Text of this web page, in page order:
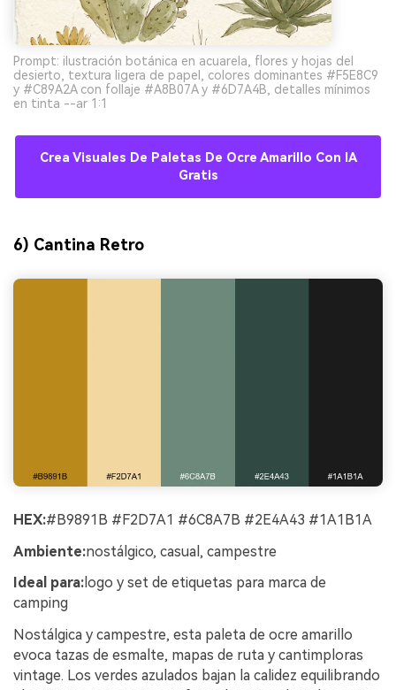
Prompt: ilustración botánica en acuarela, flores y hojas del
desierto, textura ligera de papel, colores dominantes #F5E8C9
y #C89A2A con follaje #A8B07A y #6D7A4B, detalles mínimos
en tinta --ar 1:1
Crea Visuales De Paletas De Ocre Amarillo Con IA
Gratis
6) Cantina Retro
HEX:#B9891B #F2D7A1 #6C8A7B #2E4A43 #1A1B1A
Ambiente:nostálgico, casual, campestre
Ideal para: logo y set de etiquetas para marca de
camping
Nostálgica y campestre, esta paleta de ocre amarillo
evoca tazas de esmalte, mapas de ruta y cantimploras
vintage. Los verdes azulados bajan la calidez equilibrando